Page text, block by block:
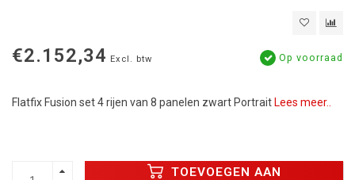
€2.152,34 Excl. btw Op voorraad
Flatfix Fusion set 4 rijen van 8 panelen zwart Portrait Lees meer..
TOEVOEGEN AAN